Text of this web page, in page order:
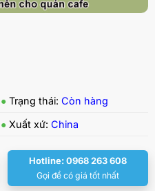
● Trạng thái: Còn hàng
● Xuất xứ: China
Hotline: 0968 263 608
Gọi để có giá tốt nhất